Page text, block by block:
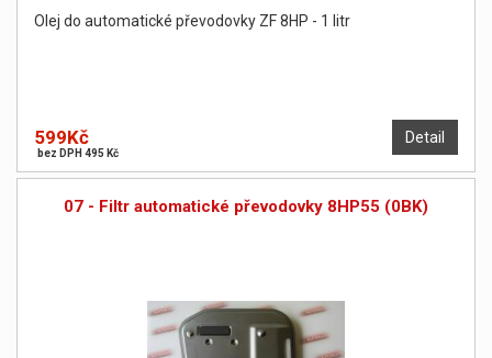
Olej do automatické převodovky ZF 8HP - 1 litr
Detail
599Kč
bez DPH 495 Kč
07 - Filtr automatické převodovky 8HP55 (0BK)